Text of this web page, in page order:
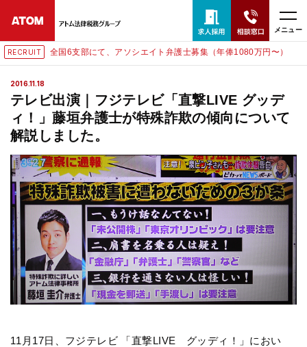
メニュー
RECRUIT 全国6支部にて、アソシエイト弁護士募集（年俸1080万円〜）
2016.11.18
テレビ出演｜フジテレビ「直撃LIVE グッデ
ィ！」藤垣弁護士が特殊詐欺の傾向について
解説しました。
11月17日、フジテレビ 「直撃LIVE グッディ！」におい
24時間365日全国対応
無料相談窓口はこちら
電話・LINE・メールで相談予約受付中
ホーム
取扱分野
解決実績
アクセス